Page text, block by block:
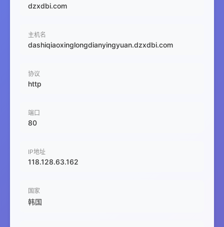
dzxdbi.com
主机名
dashiqiaoxinglongdianyingyuan.dzxdbi.com
协议
http
端口
80
IP地址
118.128.63.162
国家
韩国